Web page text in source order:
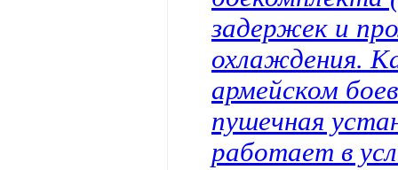
задержек и
охлаждения.
армейском
пушечная
работает в